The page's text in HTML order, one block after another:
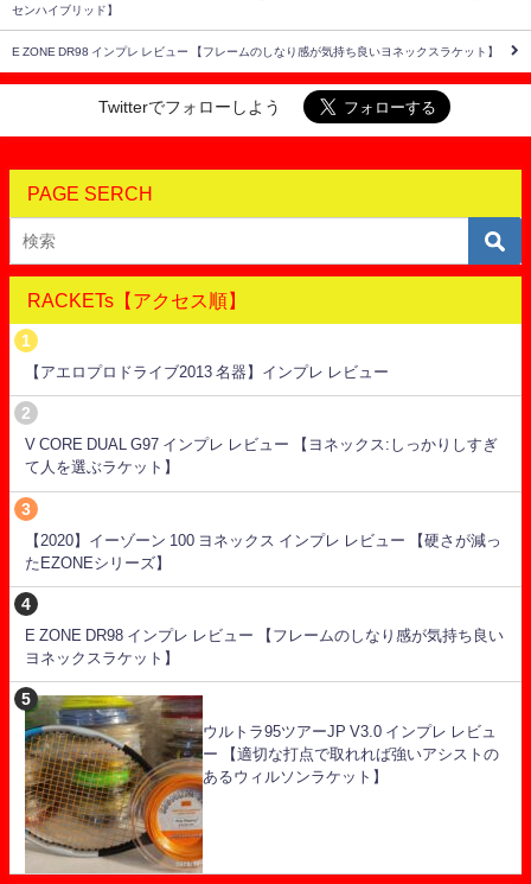
センハイブリッド】
E ZONE DR98 インプレ レビュー 【フレームのしなり感が気持ち良いヨネックスラケット】
Twitterでフォローしよう
PAGE SERCH
RACKETs【アクセス順】
【アエロプロドライブ2013 名器】インプレ レビュー
V CORE DUAL G97 インプレ レビュー 【ヨネックス:しっかりしすぎ
て人を選ぶラケット】
【2020】イーゾーン 100 ヨネックス インプレ レビュー 【硬さが減っ
たEZONEシリーズ】
E ZONE DR98 インプレ レビュー 【フレームのしなり感が気持ち良い
ヨネックスラケット】
ウルトラ95ツアーJP V3.0 インプレ レビュ
ー 【適切な打点で取れれば強いアシストの
あるウィルソンラケット】